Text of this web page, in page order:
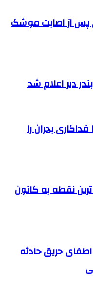
پس از اصابت موشک
دیر اعلام شد
بحران را
ترین نقطه به کانون
حریق حادثه